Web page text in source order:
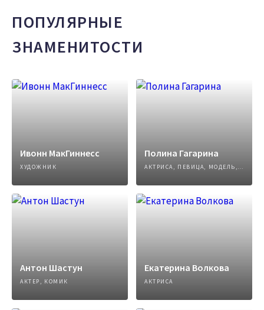
ПОПУЛЯРНЫЕ
ЗНАМЕНИТОСТИ
Ивонн МакГиннесс
ХУДОЖНИК
Полина Гагарина
АКТРИСА, ПЕВИЦА, МОДЕЛЬ, АВТОР ПЕСЕН
Антон Шастун
АКТЕР, КОМИК
Екатерина Волкова
АКТРИСА